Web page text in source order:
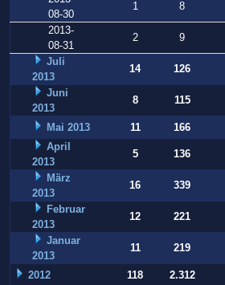
08-30
1 8
2013-
08-31
2 9
Juli
2013
14 126
Juni
2013
8 115
Mai 2013 11 166
April
2013
5 136
März
2013
16 339
Februar
2013
12 221
Januar
2013
11 219
2012 118 2.312